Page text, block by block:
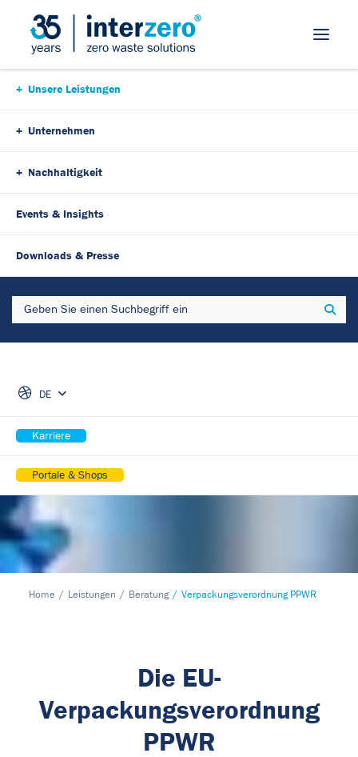
Skip Navigation
Unsere Leistungen
Unternehmen
Nachhaltigkeit
Events & Insights
Downloads & Presse
Search
DE
Karriere
Portale & Shops
Home Leistungen Beratung Verpackungsverordnung PPWR
Die EU-
Verpackungsverordnung
PPWR